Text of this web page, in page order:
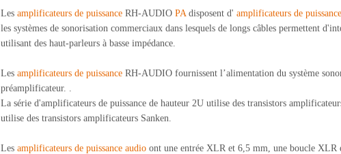
Les amplificateurs de puissance RH-AUDIO PAdisposent d' amplificateurs de
les systèmes de sonorisation commerciaux dans lesquels de longs câbles permettent
utilisant des haut-parleurs à basse impédance.
Les amplificateurs de puissance RH-AUDIO fournissent l’alimentation du système
préamplificateur. .
La série d'amplificateurs de puissance de hauteur 2U utilise des transistors
utilise des transistors amplificateurs Sanken.
Les amplificateurs de puissance audio ont une entrée XLR et 6,5 mm, une boucle XLR